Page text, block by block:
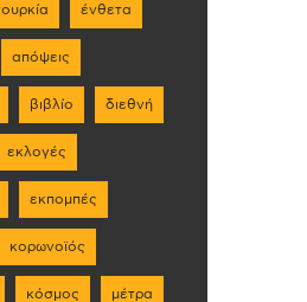
ένθετα
απόψεις
βιβλίο διεθνή
εκλογές
εκπομπές
κορωνοϊός
κόσμος μέτρα